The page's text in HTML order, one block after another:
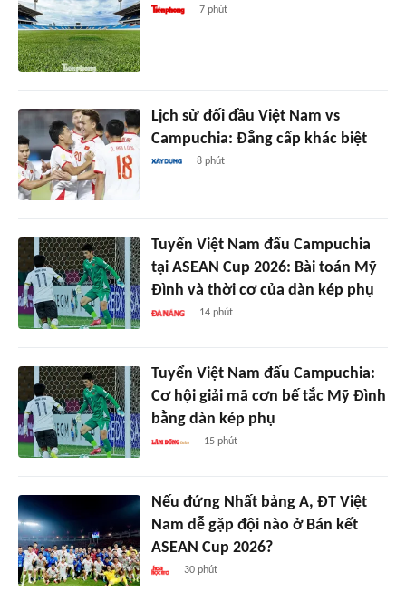
7 phút
Lịch sử đối đầu Việt Nam vs
Campuchia: Đẳng cấp khác biệt
8 phút
Tuyển Việt Nam đấu Campuchia
tại ASEAN Cup 2026: Bài toán Mỹ
Đình và thời cơ của dàn kép phụ
14 phút
Tuyển Việt Nam đấu Campuchia:
Cơ hội giải mã cơn bế tắc Mỹ Đình
bằng dàn kép phụ
15 phút
Nếu đứng Nhất bảng A, ĐT Việt
Nam dễ gặp đội nào ở Bán kết
ASEAN Cup 2026?
30 phút